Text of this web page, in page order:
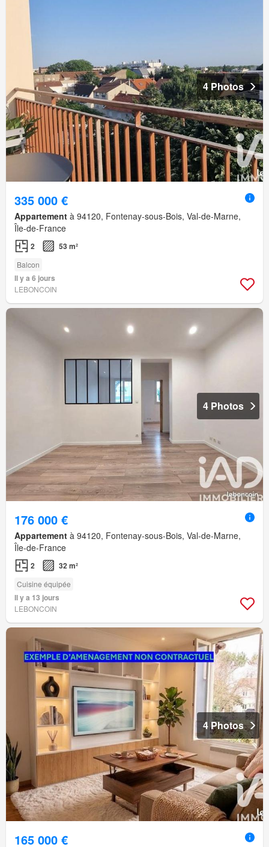
4 Photos
335 000 €
Appartement à 94120, Fontenay-sous-Bois, Val-de-Marne,
Île-de-France
2 53 m²
Balcon
Il y a 6 jours
LEBONCOIN
4 Photos
176 000 €
Appartement à 94120, Fontenay-sous-Bois, Val-de-Marne,
Île-de-France
2 32 m²
Cuisine équipée
Il y a 13 jours
LEBONCOIN
4 Photos
165 000 €